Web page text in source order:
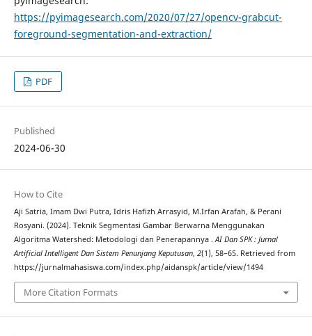
https://pyimagesearch.com/2020/07/27/opencv-grabcut-
foreground-segmentation-and-extraction/
PDF
Published
2024-06-30
How to Cite
Aji Satria, Imam Dwi Putra, Idris Hafizh Arrasyid, M.Irfan Arafah, & Perani
Rosyani. (2024). Teknik Segmentasi Gambar Berwarna Menggunakan
Algoritma Watershed: Metodologi dan Penerapannya .AI Dan SPK : Jurnal
Artificial Intelligent Dan Sistem Penunjang Keputusan, 2(1), 58–65. Retrieved from
https://jurnalmahasiswa.com/index.php/aidanspk/article/view/1494
More Citation Formats